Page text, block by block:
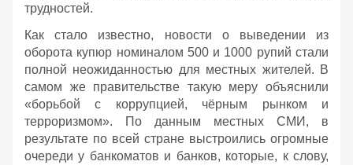
трудностей.
Как стало известно, новости о выведении из
оборота купюр номиналом 500 и 1000 рупий стали
полной неожиданностью для местных жителей. В
самом же правительстве такую меру объяснили
«борьбой с коррупцией, чёрным рынком и
терроризмом». По данным местных СМИ, в
результате по всей стране выстроились огромные
очереди у банкоматов и банков, которые, к слову,